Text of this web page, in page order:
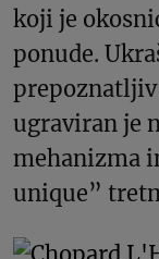
koji je
ponude.
ugraviran je
mehanizma
unique”